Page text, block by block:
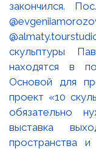
закончился.
скульптуры
находятся в
Основой для
проект «10
обязательно
выставка
пространства